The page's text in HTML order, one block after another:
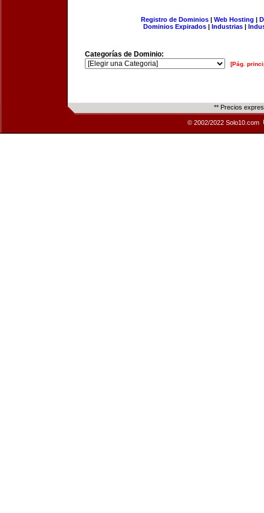
Registro de Dominios| Web Hosting |
Dominios Expirados | Industrias |
Categorías de Dominio:
[Pág.
** Precios
© 2002/2022 Solo10.com